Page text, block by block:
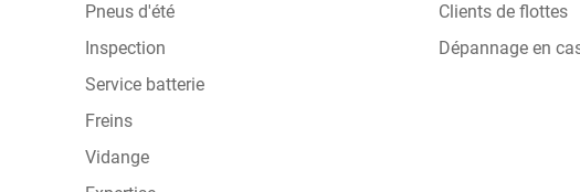
Pneus d'été
Inspection
Service batterie
Freins
Vidange
Clients de flottes
Dépannage en